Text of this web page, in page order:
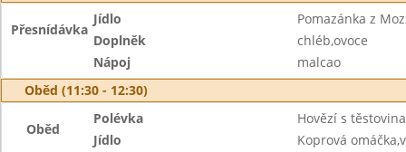
Přesnídávka
Jídlo
Pomazánka z
Doplněk
chléb,ovoce
Nápoj
malcao
Oběd (11:30 - 12:30)
Oběd
Polévka
Hovězí s
Jídlo
Koprová